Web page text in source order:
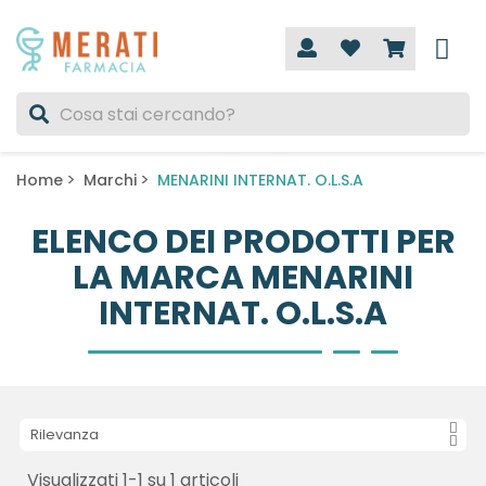
Home Marchi MENARINI INTERNAT. O.L.S.A
ELENCO DEI PRODOTTI PER
LA MARCA MENARINI
INTERNAT. O.L.S.A
Rilevanza
Visualizzati 1-1 su 1 articoli